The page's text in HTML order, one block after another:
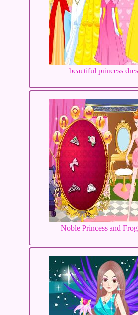
beautiful princess
Noble Princess and